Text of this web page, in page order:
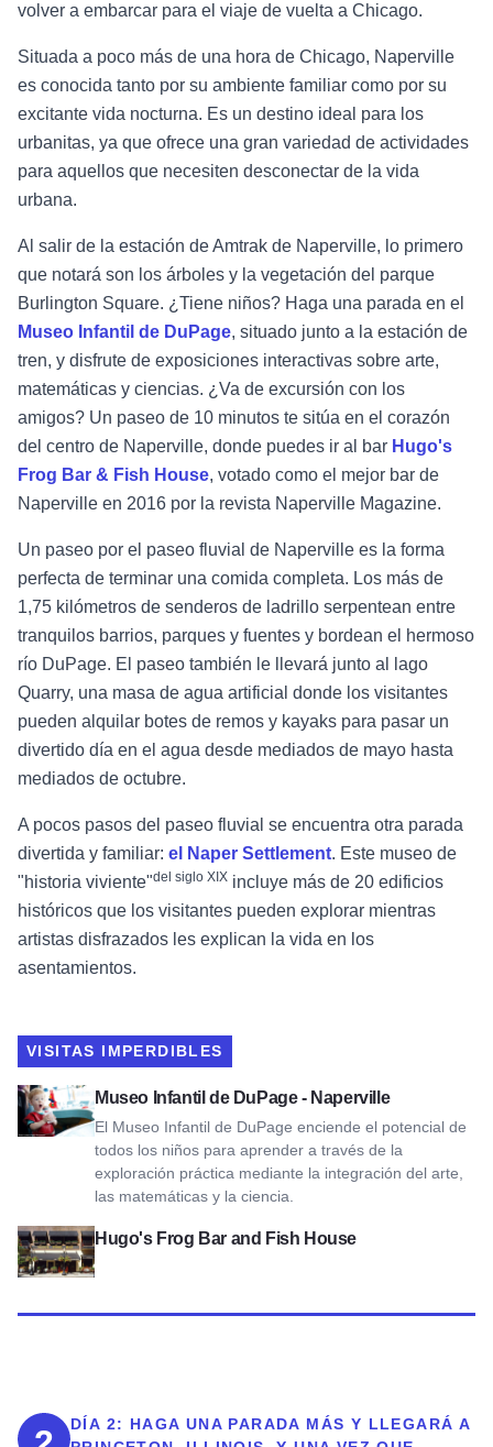
volver a embarcar para el viaje de vuelta a Chicago.
Situada a poco más de una hora de Chicago, Naperville
es conocida tanto por su ambiente familiar como por su
excitante vida nocturna. Es un destino ideal para los
urbanitas, ya que ofrece una gran variedad de actividades
para aquellos que necesiten desconectar de la vida
urbana.
Al salir de la estación de Amtrak de Naperville, lo primero
que notará son los árboles y la vegetación del parque
Burlington Square. ¿Tiene niños? Haga una parada en el
Museo Infantil de DuPage, situado junto a la estación de
tren, y disfrute de exposiciones interactivas sobre arte,
matemáticas y ciencias. ¿Va de excursión con los
amigos? Un paseo de 10 minutos te sitúa en el corazón
del centro de Naperville, donde puedes ir al bar Hugo's
Frog Bar & Fish House, votado como el mejor bar de
Naperville en 2016 por la revista Naperville Magazine.
Un paseo por el paseo fluvial de Naperville es la forma
perfecta de terminar una comida completa. Los más de
1,75 kilómetros de senderos de ladrillo serpentean entre
tranquilos barrios, parques y fuentes y bordean el hermoso
río DuPage. El paseo también le llevará junto al lago
Quarry, una masa de agua artificial donde los visitantes
pueden alquilar botes de remos y kayaks para pasar un
divertido día en el agua desde mediados de mayo hasta
mediados de octubre.
A pocos pasos del paseo fluvial se encuentra otra parada
divertida y familiar: el Naper Settlement. Este museo de
"historia viviente"del siglo XIX incluye más de 20 edificios
históricos que los visitantes pueden explorar mientras
artistas disfrazados les explican la vida en los
asentamientos.
VISITAS IMPERDIBLES
Museo Infantil de DuPage - Naperville
El Museo Infantil de DuPage enciende el potencial de
todos los niños para aprender a través de la
exploración práctica mediante la integración del arte,
las matemáticas y la ciencia.
Ver Museo Infantil de DuPage - Naperville
Hugo's Frog Bar and Fish House
Ver Hugo's Frog Bar and Fish House
DÍA 2: HAGA UNA PARADA MÁS Y LLEGARÁ A